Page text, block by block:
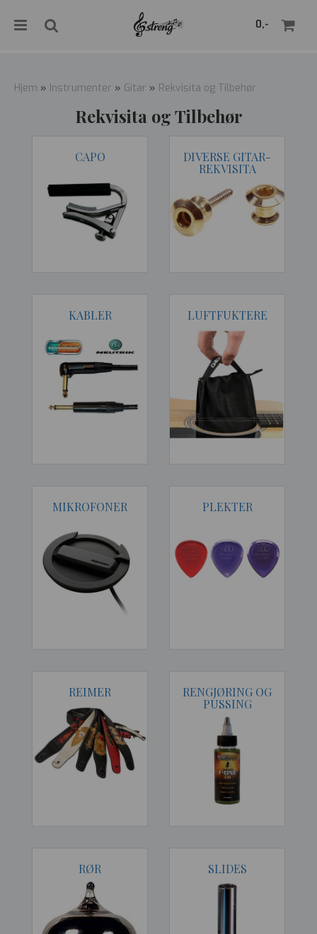
0,-
Hjem » Instrumenter » Gitar » Rekvisita og Tilbehør
Rekvisita og Tilbehør
CAPO
DIVERSE GITAR-
REKVISITA
KABLER LUFTFUKTERE
MIKROFONER PLEKTER
REIMER
RENGJØRING OG
PUSSING
RØR SLIDES
Trykk ENTER for å søke